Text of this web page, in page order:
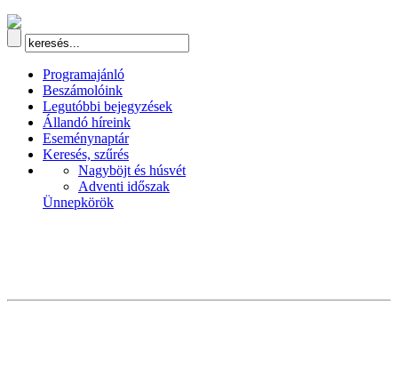
Programajánló
Beszámolóink
Legutóbbi bejegyzések
Állandó híreink
Eseménynaptár
Keresés, szűrés
Nagyböjt és húsvét
Adventi időszak
Ünnepkörök